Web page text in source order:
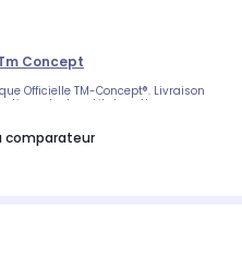
Concept
Officielle TM-Concept®. Livraison
- Inclus : kit de nettoyage
comparateur